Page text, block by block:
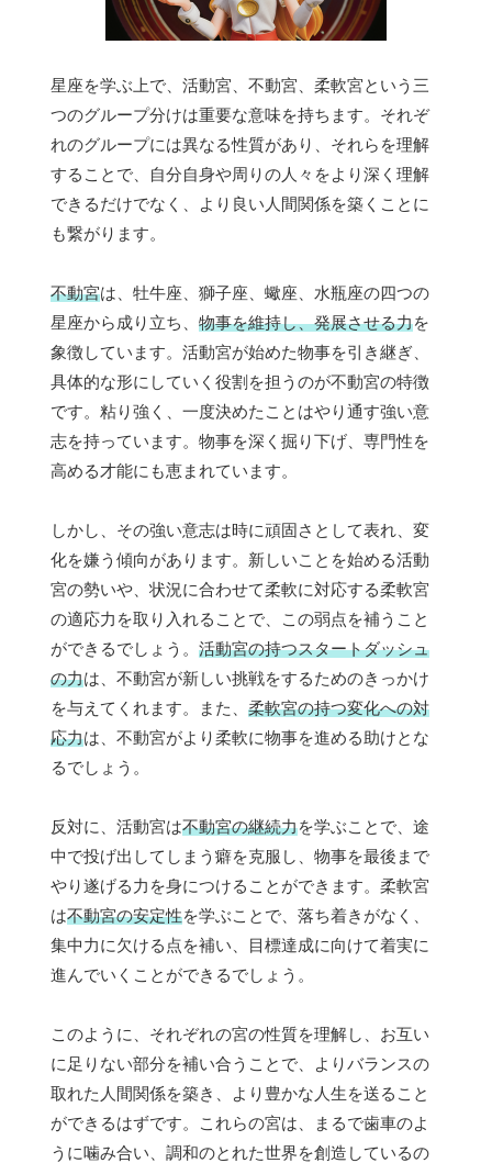
星座を学ぶ上で、活動宮、不動宮、柔軟宮という三
つのグループ分けは重要な意味を持ちます。それぞ
れのグループには異なる性質があり、それらを理解
することで、自分自身や周りの人々をより深く理解
できるだけでなく、より良い人間関係を築くことに
も繋がります。
不動宮は、牡牛座、獅子座、蠍座、水瓶座の四つの
星座から成り立ち、 物事を維持し、発展させる力を
象徴しています。活動宮が始めた物事を引き継ぎ、
具体的な形にしていく役割を担うのが不動宮の特徴
です。粘り強く、一度決めたことはやり通す強い意
志を持っています。物事を深く掘り下げ、専門性を
高める才能にも恵まれています。
しかし、その強い意志は時に頑固さとして表れ、変
化を嫌う傾向があります。新しいことを始める活動
宮の勢いや、状況に合わせて柔軟に対応する柔軟宮
の適応力を取り入れることで、この弱点を補うこと
ができるでしょう。 活動宮の持つスタートダッシュ
の力は、不動宮が新しい挑戦をするためのきっかけ
を与えてくれます。また、 柔軟宮の持つ変化への対
応力は、不動宮がより柔軟に物事を進める助けとな
るでしょう。
反対に、活動宮は不動宮の継続力を学ぶことで、途
中で投げ出してしまう癖を克服し、物事を最後まで
やり遂げる力を身につけることができます。柔軟宮
は不動宮の安定性を学ぶことで、落ち着きがなく、
集中力に欠ける点を補い、目標達成に向けて着実に
進んでいくことができるでしょう。
このように、それぞれの宮の性質を理解し、お互い
に足りない部分を補い合うことで、よりバランスの
取れた人間関係を築き、より豊かな人生を送ること
ができるはずです。これらの宮は、まるで歯車のよ
うに噛み合い、調和のとれた世界を創造しているの